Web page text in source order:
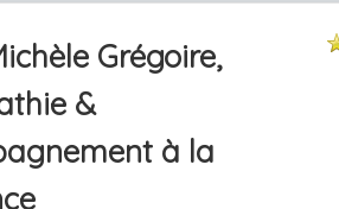
Grégoire,
&
à la